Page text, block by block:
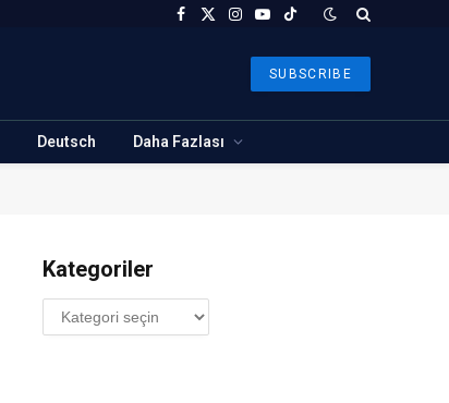
Facebook
X
Instagram
YouTubeTikTok
SUBSCRIBE
Deutsch Daha Fazlası
Kategoriler
Kategoriler